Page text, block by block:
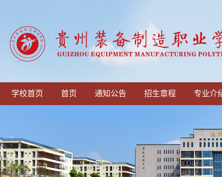
学校首页 首页 通知公告 招生章程 专业介